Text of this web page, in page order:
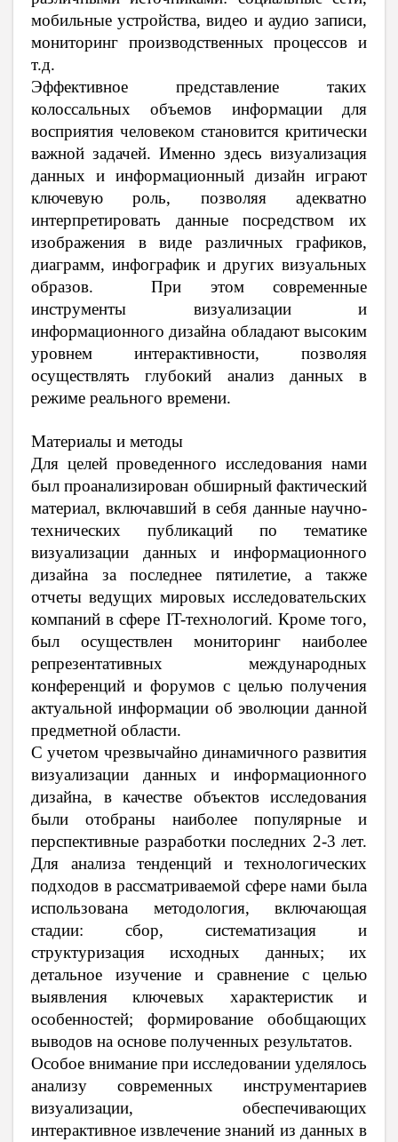
мобильные устройства, видео и аудио записи,
мониторинг производственных процессов и
т.д.
Эффективное представление таких
колоссальных объемов информации для
восприятия человеком становится критически
важной задачей. Именно здесь визуализация
данных и информационный дизайн играют
ключевую роль, позволяя адекватно
интерпретировать данные посредством их
изображения в виде различных графиков,
диаграмм, инфографик и других визуальных
образов. При этом современные
инструменты визуализации и
информационного дизайна обладают высоким
уровнем интерактивности, позволяя
осуществлять глубокий анализ данных в
режиме реального времени.
Материалы и методы
Для целей проведенного исследования нами
был проанализирован обширный фактический
материал, включавший в себя данные научно-
технических публикаций по тематике
визуализации данных и информационного
дизайна за последнее пятилетие, а также
отчеты ведущих мировых исследовательских
компаний в сфере IT-технологий. Кроме того,
был осуществлен мониторинг наиболее
репрезентативных международных
конференций и форумов с целью получения
актуальной информации об эволюции данной
предметной области.
С учетом чрезвычайно динамичного развития
визуализации данных и информационного
дизайна, в качестве объектов исследования
были отобраны наиболее популярные и
перспективные разработки последних 2-3 лет.
Для анализа тенденций и технологических
подходов в рассматриваемой сфере нами была
использована методология, включающая
стадии: сбор, систематизация и
структуризация исходных данных; их
детальное изучение и сравнение с целью
выявления ключевых характеристик и
особенностей; формирование обобщающих
выводов на основе полученных результатов.
Особое внимание при исследовании уделялось
анализу современных инструментариев
визуализации, обеспечивающих
интерактивное извлечение знаний из данных в